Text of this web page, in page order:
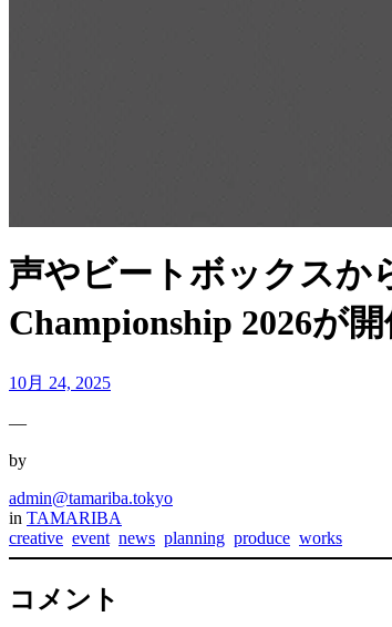
声やビートボックスか
Championship 2026が開
10月 24, 2025
—
by
admin@tamariba.tokyo
in TAMARIBA
creative event news planning produce works
コメント